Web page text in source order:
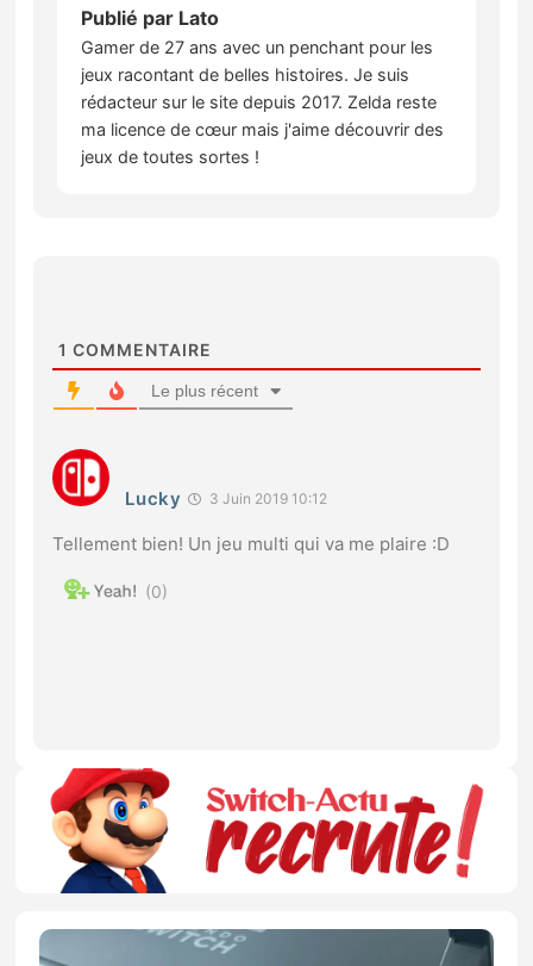
Publié par Lato
Gamer de 27 ans avec un penchant pour les
jeux racontant de belles histoires. Je suis
rédacteur sur le site depuis 2017. Zelda reste
ma licence de cœur mais j'aime découvrir des
jeux de toutes sortes !
1 COMMENTAIRE
Le plus récent
Lucky 3 Juin 2019 10:12
Tellement bien! Un jeu multi qui va me plaire :D
0